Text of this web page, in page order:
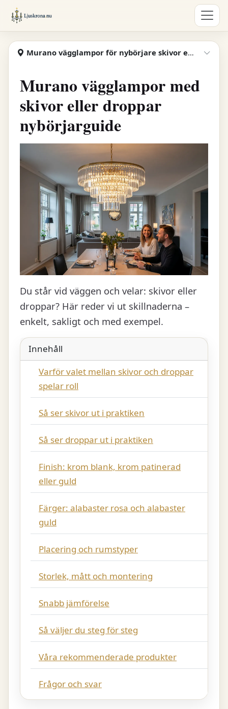
Hoppa till huvudinnehåll
Ljuskrona
Murano vägglampor för nybörjare skivor eller droppar
Murano vägglampor med
skivor eller droppar
nybörjarguide
Du står vid väggen och velar: skivor eller
droppar? Här reder vi ut skillnaderna –
enkelt, sakligt och med exempel.
Innehåll
Varför valet mellan skivor och droppar
spelar roll
Så ser skivor ut i praktiken
Så ser droppar ut i praktiken
Finish: krom blank, krom patinerad
eller guld
Färger: alabaster rosa och alabaster
guld
Placering och rumstyper
Storlek, mått och montering
Snabb jämförelse
Så väljer du steg för steg
Våra rekommenderade produkter
Frågor och svar